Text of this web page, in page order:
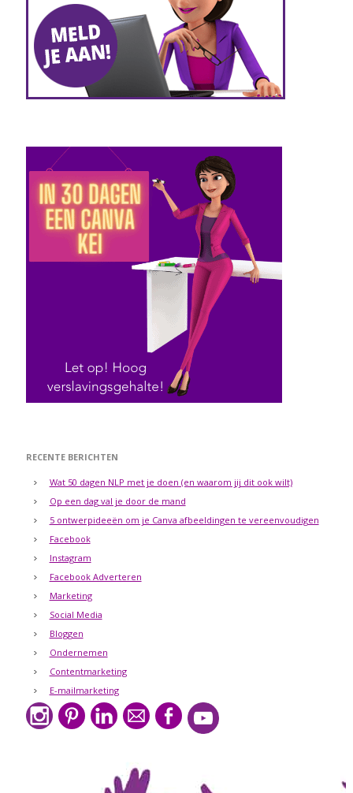
RECENTE BERICHTEN
Wat 50 dagen NLP met je doen (en waarom jij dit ook wilt)
Op een dag val je door de mand
5 ontwerpideeën om je Canva afbeeldingen te vereenvoudigen
Facebook
Instagram
Facebook Adverteren
Marketing
Social Media
Bloggen
Ondernemen
Contentmarketing
E-mailmarketing